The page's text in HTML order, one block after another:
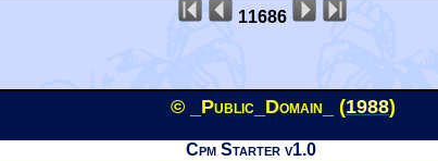
11686
© _Public_Domain_ (1988)
Cpm Starter v1.0